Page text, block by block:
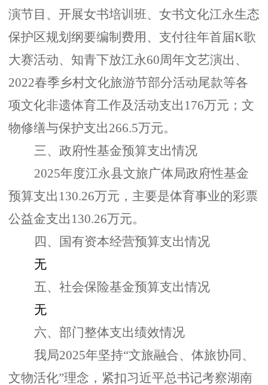
演节目、开展女书培训班、女书文化江永生态
保护区规划纲要编制费用、支付往年首届K歌
大赛活动、知青下放江永60周年文艺演出、
2022春季乡村文化旅游节部分活动尾款等各
项文化非遗体育工作及活动支出 176万元；文
物修缮与保护支出266.5万元。
三、政府性基金预算支出情况
2025年度江永县文旅广体局政府性基金
预算支出130.26万元，主要是体育事业的彩票
公益金支出130.26万元。
四、国有资本经营预算支出情况
无
五、社会保险基金预算支出情况
无
六、部门整体支出绩效情况
我局2025年坚持“文旅融合、体旅协同、
文物活化”理念，紧扣习近平总书记考察湖南